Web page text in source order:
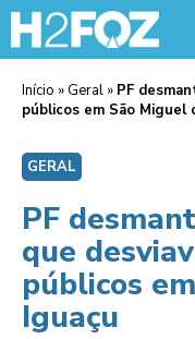
Início » Geral » PF
públicos em São Miguel
GERAL
PF
que
públicos
Iguaçu